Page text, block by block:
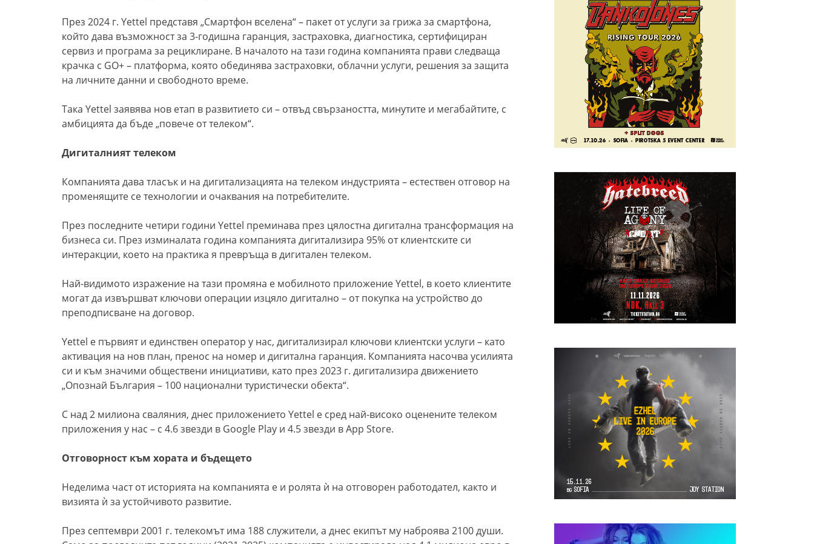
През 2024 г. Yettel представя „Смартфон вселена“ – пакет от услуги за грижа за смартфона,
който дава възможност за 3-годишна гаранция, застраховка, диагностика, сертифициран
сервиз и програма за рециклиране. В началото на тази година компанията прави следваща
крачка с GO+ – платформа, която обединява застраховки, облачни услуги, решения за защита
на личните данни и свободното време.
Така Yettel заявява нов етап в развитието си – отвъд свързаността, минутите и мегабайтите, с
амбицията да бъде „повече от телеком“.
Дигиталният телеком
Компанията дава тласък и на дигитализацията на телеком индустрията – естествен отговор на
променящите се технологии и очаквания на потребителите.
През последните четири години Yettel преминава през цялостна дигитална трансформация на
бизнеса си. През изминалата година компанията дигитализира 95% от клиентските си
интеракции, което на практика я превръща в дигитален телеком.
Най-видимото изражение на тази промяна е мобилното приложение Yettel, в което клиентите
могат да извършват ключови операции изцяло дигитално – от покупка на устройство до
преподписване на договор.
Yettel е първият и единствен оператор у нас, дигитализирал ключови клиентски услуги – като
активация на нов план, пренос на номер и дигитална гаранция. Компанията насочва усилията
си и към значими обществени инициативи, като през 2023 г. дигитализира движението
„Опознай България – 100 национални туристически обекта“.
С над 2 милиона сваляния, днес приложението Yettel е сред най-високо оценените телеком
приложения у нас – с 4.6 звезди в Google Play и 4.5 звезди в App Store.
Отговорност към хората и бъдещето
Неделима част от историята на компанията е и ролята ѝ на отговорен работодател, както и
визията ѝ за устойчивото развитие.
През септември 2001 г. телекомът има 188 служители, а днес екипът му наброява 2100 души.